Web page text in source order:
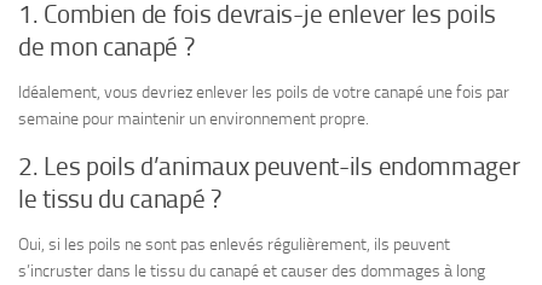
1. Combien de fois devrais-je enlever les poils
de mon canapé ?
Idéalement, vous devriez enlever les poils de votre canapé une fois par
semaine pour maintenir un environnement propre.
2. Les poils d’animaux peuvent-ils endommager
le tissu du canapé ?
Oui, si les poils ne sont pas enlevés régulièrement, ils peuvent
s’incruster dans le tissu du canapé et causer des dommages à long